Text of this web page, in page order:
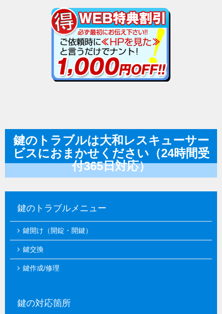
鍵のトラブルは大和レスキューサー
ビスにおまかせください（24時間受
付365日対応）
鍵のトラブルメニュー
鍵開け（開錠・開鍵）
鍵交換
鍵作成/修理
鍵の対応箇所